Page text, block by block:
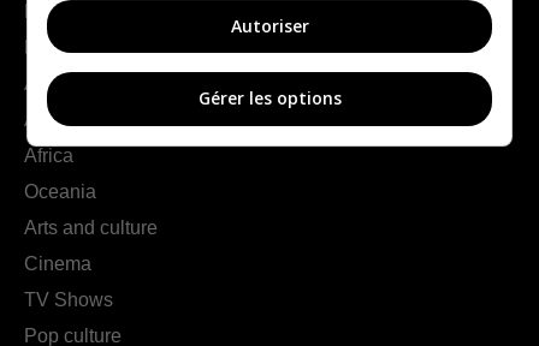
France
Europe
Americas
Asia
Africa
Oceania
Arts and culture
Cinema
TV Shows
Pop culture
Autoriser
Gérer les options